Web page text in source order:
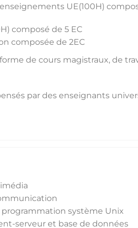
UE(100H)
composé de 5 EC
composée de 2EC
de cours magistraux, de
par des enseignants
programmation système Unix
serveur et base de données